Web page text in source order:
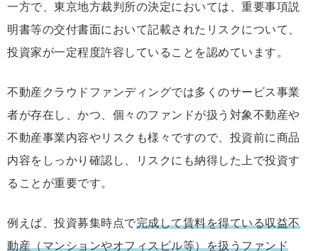
一方で、東京地方裁判所の決定においては、重要事項説
明書等の交付書面において記載されたリスクについて、
投資家が一定程度許容していることを認めています。
不動産クラウドファンディングでは多くのサービス事業
者が存在し、かつ、個々のファンドが扱う対象不動産や
不動産事業内容やリスクも様々ですので、投資前に商品
内容をしっかり確認し、リスクにも納得した上で投資す
ることが重要です。
例えば、投資募集時点で完成して賃料を得ている収益不
動産（マンションやオフィスビル等）を扱うファンド